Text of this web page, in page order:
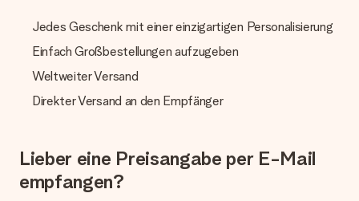
Was, wenn das Geschenk meine Erwartungen nicht
erfüllt?
Sollte das Geschenk wider Erwarten deine Erwartungen nicht
erfüllen, bitten wir dich, unseren Kundenservice zu
kontaktieren. Dort wird dir umgehend ein passender
Alle Lieferungen erfolgen ohne Rechnung und/oder
Lieferschein. Die Rechnung zu deiner Bestellung erhältst du
zeitgleich mit der Bestätigungsmail und kannst sie jederzeit in
Jedes Geschenk mit einer einzigartigen Personalisierung
Einfach Großbestellungen aufzugeben
Weltweiter Versand
Direkter Versand an den Empfänger
Lieber eine Preisangabe per E-Mail
empfangen?